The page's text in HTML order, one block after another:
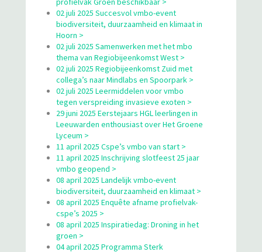
02 juli 2025 Succesvol vmbo-event
biodiversiteit, duurzaamheid en klimaat in
Hoorn >
02 juli 2025 Samenwerken met het mbo
thema van Regiobijeenkomst West >
02 juli 2025 Regiobijeenkomst Zuid met
collega’s naar Mindlabs en Spoorpark >
02 juli 2025 Leermiddelen voor vmbo
tegen verspreiding invasieve exoten >
29 juni 2025 Eerstejaars HGL leerlingen in
Leeuwarden enthousiast over Het Groene
Lyceum >
11 april 2025 Cspe’s vmbo van start >
11 april 2025 Inschrijving slotfeest 25 jaar
vmbo geopend >
08 april 2025 Landelijk vmbo-event
biodiversiteit, duurzaamheid en klimaat >
08 april 2025 Enquête afname profielvak-
cspe’s 2025 >
08 april 2025 Inspiratiedag: Droning in het
groen >
04 april 2025 Programma Sterk